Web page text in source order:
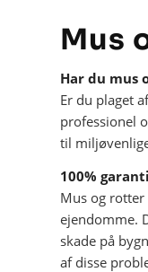
Mus
Har du mus
Er du plaget
professionel
til
100%
Mus og
ejendomme.
skade på
af disse